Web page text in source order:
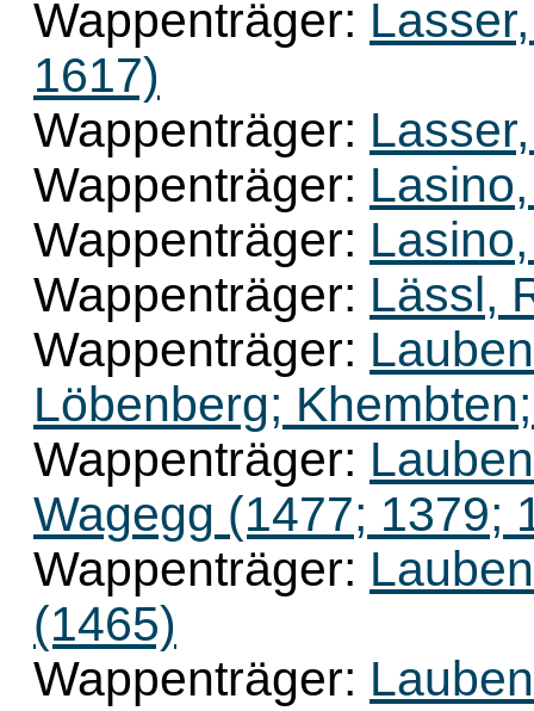
Wappenträger:
1617)
Wappenträger:
Wappenträger:
Wappenträger:
Wappenträger: Lässl,
Wappenträger:
Löbenberg;
Wappenträger:
Wagegg (1477; 1379;
Wappenträger:
(1465)
Wappenträger: